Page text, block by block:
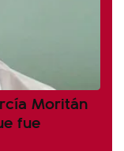
Moritán
fue